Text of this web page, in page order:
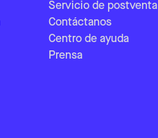
Servicio de postventa
Contáctanos
Centro de ayuda
Prensa